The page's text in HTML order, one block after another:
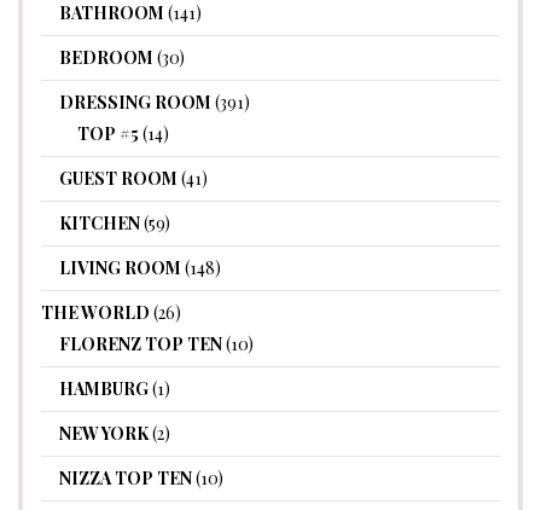
BATHROOM (141)
BEDROOM (30)
DRESSING ROOM (391)
TOP #5 (14)
GUEST ROOM (41)
KITCHEN(59)
LIVING ROOM (148)
THE WORLD (26)
FLORENZ TOP TEN(10)
HAMBURG(1)
NEW YORK(2)
NIZZA TOP TEN(10)